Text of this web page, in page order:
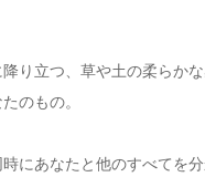
り立つ、草や土の柔らかな
のもの。
にあなたと他のすべてを分